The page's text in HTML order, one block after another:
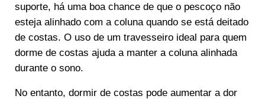
suporte, há uma boa chance de que o pescoço não
esteja alinhado com a coluna quando se está deitado
de costas. O uso de um travesseiro ideal para quem
dorme de costas ajuda a manter a coluna alinhada
durante o sono.
No entanto, dormir de costas pode aumentar a dor